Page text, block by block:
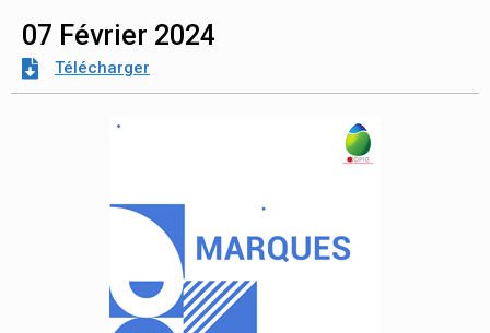
07 Février 2024
Télécharger